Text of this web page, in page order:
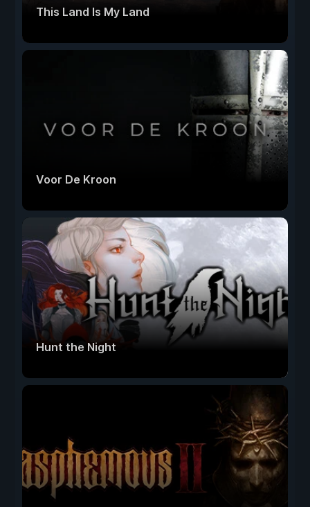
This Land Is My Land
Voor De Kroon
Hunt the Night